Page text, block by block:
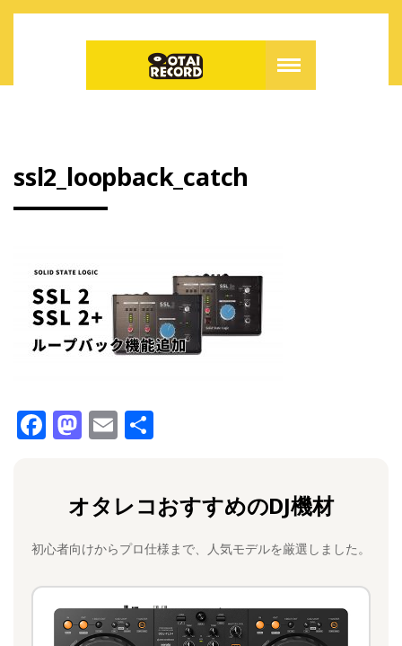
ssl2_loopback_catch
F
b
o
o
k
M
o
d
o
n
E
l
オタレコおすすめのDJ機材
初心者向けからプロ仕様まで、人気モデルを厳選しました。